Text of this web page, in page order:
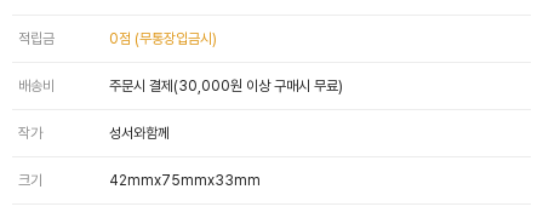
적립금 0점 (무통장입금시)
배송비 주문시 결제(30,000원 이상 구매시 무료)
작가 성서와함께
크기 42mmx75mmx33mm